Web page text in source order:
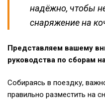
надёжно, чтобы
снаряжение на
Представляем вашему
руководства по сборам
Собираясь в поездку,
правильно разместить на